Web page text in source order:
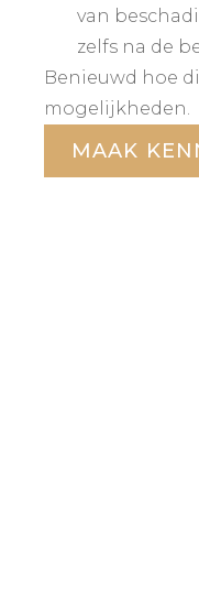
van
zelfs na de
Benieuwd hoe
mogelijkheden.
MAAK